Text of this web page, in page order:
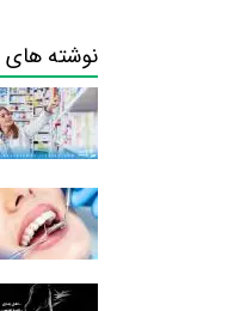
نوشته های